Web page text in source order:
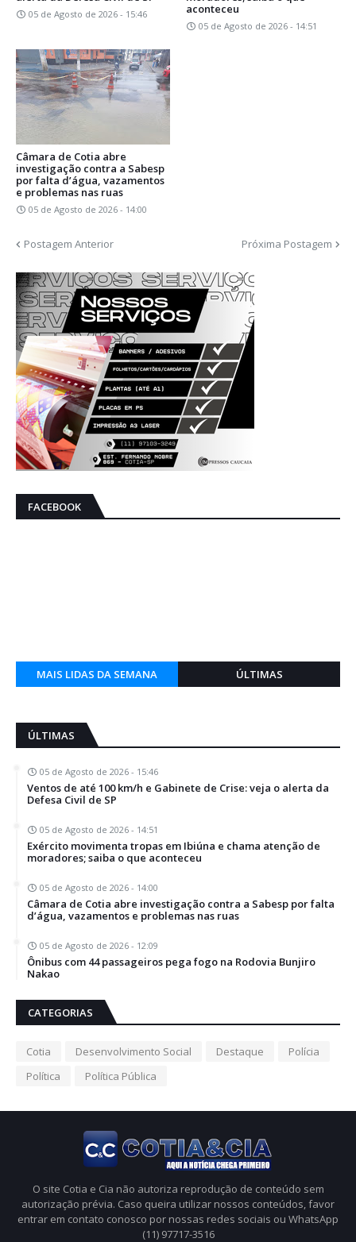
05 de Agosto de 2026 - 15:46
aconteceu
05 de Agosto de 2026 - 14:51
Câmara de Cotia abre
investigação contra a Sabesp
por falta d’água, vazamentos
e problemas nas ruas
05 de Agosto de 2026 - 14:00
Postagem Anterior Próxima Postagem
FACEBOOK
MAIS LIDAS DA SEMANA ÚLTIMAS
ÚLTIMAS
05 de Agosto de 2026 - 15:46
Ventos de até 100 km/h e Gabinete de Crise: veja o alerta da
Defesa Civil de SP
05 de Agosto de 2026 - 14:51
Exército movimenta tropas em Ibiúna e chama atenção de
moradores; saiba o que aconteceu
05 de Agosto de 2026 - 14:00
Câmara de Cotia abre investigação contra a Sabesp por falta
d’água, vazamentos e problemas nas ruas
05 de Agosto de 2026 - 12:09
Ônibus com 44 passageiros pega fogo na Rodovia Bunjiro
Nakao
CATEGORIAS
Cotia Desenvolvimento Social Destaque
Polícia
Política
Política Pública
O site Cotia e Cia não autoriza reprodução de conteúdo sem
autorização prévia. Caso queira utilizar nossos conteúdos, favor
entrar em contato conosco por nossas redes sociais ou WhatsApp
(11) 97717-3516